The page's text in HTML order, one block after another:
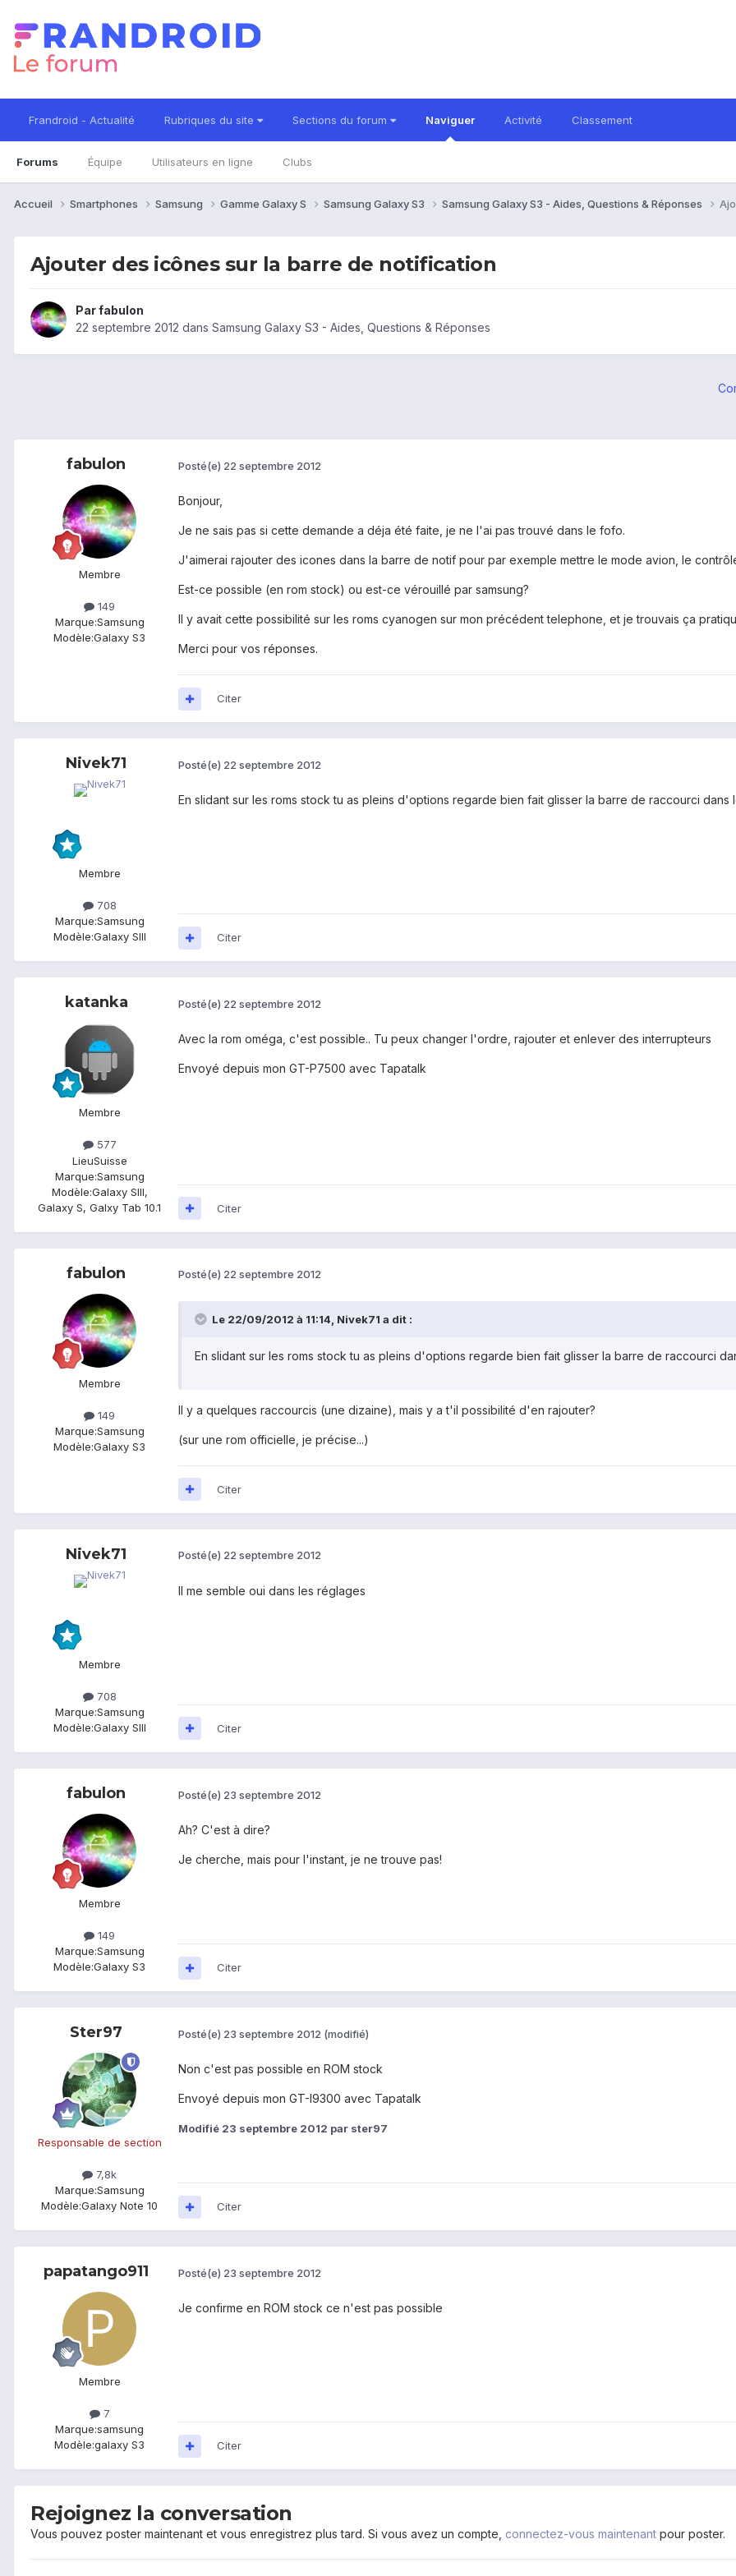
Frandroid - Actualité Rubriques du site Sections du forum Naviguer
Forums Équipe Utilisateurs en ligne Clubs
Activité Classement
Accueil Smartphones Samsung Gamme Galaxy S Samsung Galaxy S3 Samsung Galaxy S3 - Aides, Questions & Réponses
Ajouter des icônes sur la barre de notification
Parfabulon
22 septembre 2012 dans Samsung Galaxy S3 - Aides, Questions & Réponses
fabulon
Membre
149
Marque:Samsung
Modèle:Galaxy S3
Posté(e) 22 septembre 2012
Bonjour,
Je ne sais pas si cette demande a déja été faite, je ne l'ai pas trouvé dans le fofo.
J'aimerai rajouter des icones dans la barre de notif pour par exemple mettre le mode avion, le
Est-ce possible (en rom stock) ou est-ce vérouillé par samsung?
Il y avait cette possibilité sur les roms cyanogen sur mon précédent telephone, et je trouvais ça
Merci pour vos réponses.
Citer
Nivek71
Membre
708
Marque:Samsung
Modèle:Galaxy SIII
Posté(e) 22 septembre 2012
En slidant sur les roms stock tu as pleins d'options regarde bien fait glisser la barre de raccourci dans
Citer
katanka
Membre
577
LieuSuisse
Marque:Samsung
Modèle:Galaxy SIII,
Galaxy S, Galxy Tab 10.1
Posté(e) 22 septembre 2012
Avec la rom oméga, c'est possible.. Tu peux changer l'ordre, rajouter et enlever des interrupteurs
Envoyé depuis mon GT-P7500 avec Tapatalk
Citer
fabulon
Membre
149
Marque:Samsung
Modèle:Galaxy S3
Posté(e) 22 septembre 2012
Le 22/09/2012 à 11:14, Nivek71 a dit :
En slidant sur les roms stock tu as pleins d'options regarde bien fait glisser la barre de raccourci
Il y a quelques raccourcis (une dizaine), mais y a t'il possibilité d'en rajouter?
(sur une rom officielle, je précise...)
Citer
Nivek71
Membre
708
Marque:Samsung
Modèle:Galaxy SIII
Posté(e) 22 septembre 2012
Il me semble oui dans les réglages
Citer
fabulon
Membre
149
Marque:Samsung
Modèle:Galaxy S3
Posté(e) 23 septembre 2012
Ah? C'est à dire?
Je cherche, mais pour l'instant, je ne trouve pas!
Citer
Ster97
Responsable de section
7,8k
Marque:Samsung
Modèle:Galaxy Note 10
Posté(e) 23 septembre 2012 (modifié)
Non c'est pas possible en ROM stock
Envoyé depuis mon GT-I9300 avec Tapatalk
Modifié 23 septembre 2012 par ster97
Citer
papatango911
Membre
7
Marque:samsung
Modèle:galaxy S3
Posté(e) 23 septembre 2012
Je confirme en ROM stock ce n'est pas possible
Citer
Rejoignez la conversation
Vous pouvez poster maintenant et vous enregistrez plus tard. Si vous avez un compte, connectez-vous maintenant pour poster.